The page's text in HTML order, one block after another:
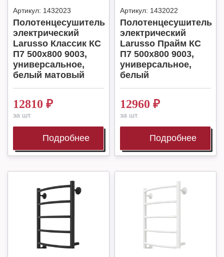
Артикул: 1432023
Полотенцесушитель
электрический
Larusso Классик КС
П7 500х800 9003,
универсальное,
белый матовый
12810 ₽
за шт.
Подробнее
Артикул: 1432022
Полотенцесушитель
электрический
Larusso Прайм КС
П7 500х800 9003,
универсальное,
белый
12960 ₽
за шт.
Подробнее